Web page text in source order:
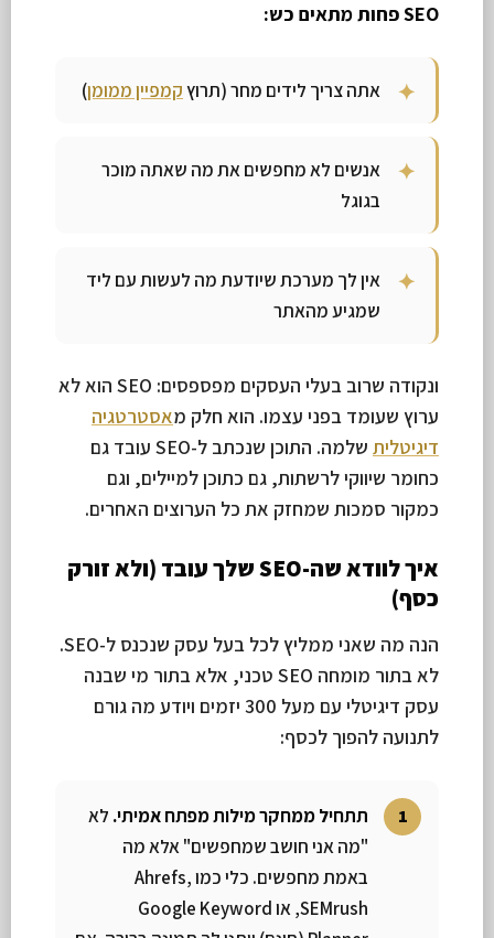
SEO פחות מתאים כש:
אתה צריך לידים מחר (תרוץקמפיין ממומן)
אנשים לא מחפשים את מה שאתה מוכר
בגוגל
אין לך מערכת שיודעת מה לעשות עם ליד
שמגיע מהאתר
ונקודה שרוב בעלי העסקים מפספסים: SEO הוא לא
ערוץ שעומד בפני עצמו. הוא חלק מאסטרטגיה
דיגיטלית
שלמה. התוכן שנכתב ל-SEO עובד גם
כחומר שיווקי לרשתות, גם כתוכן למיילים, וגם
כמקור סמכות שמחזק את כל הערוצים האחרים.
איך לוודא שה-SEO שלך עובד (ולא זורק
כסף)
הנה מה שאני ממליץ לכל בעל עסק שנכנס ל-SEO.
לא בתור מומחה SEO טכני, אלא בתור מי שבנה
עסק דיגיטלי עם מעל 300 יזמים ויודע מה גורם
לתנועה להפוך לכסף:
תתחיל ממחקר מילות מפתח אמיתי. לא
"מה אני חושב שמחפשים" אלא מה
באמת מחפשים. כלי כמו Ahrefs,
SEMrush, או Google Keyword